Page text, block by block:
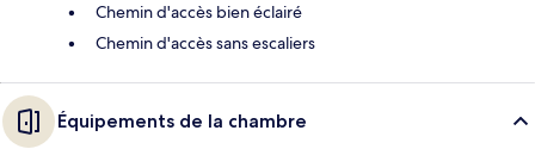
Chemin d'accès bien éclairé
Chemin d'accès sans escaliers
Équipements de la chambre